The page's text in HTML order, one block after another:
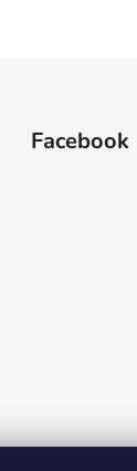
Facebook